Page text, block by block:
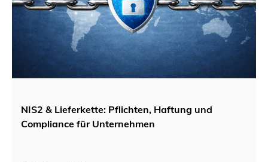
NIS2 & Lieferkette: Pflichten, Haftung und
Compliance für Unternehmen